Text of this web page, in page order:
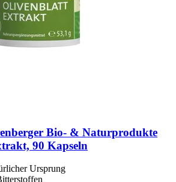
Bio- & Naturprodukte
90 Kapseln
Ursprung